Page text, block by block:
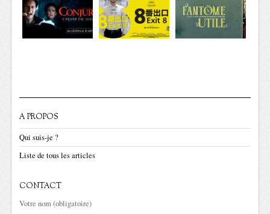
A PROPOS
Qui suis-je ?
Liste de tous les articles
CONTACT
Votre nom (obligatoire)